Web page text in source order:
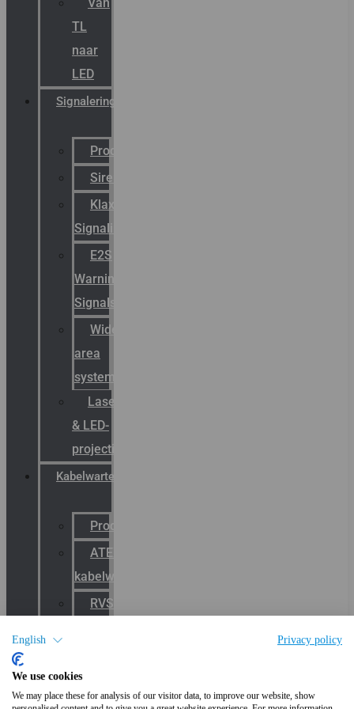
English Privacy policy
We use cookies
We may place these for analysis of our visitor data, to improve our website, show
TL
naar
LED
Signalering
Productcatalogus
Sirena
Klaxon
Signaling
E2S
Warning
Signals
Wide
area
systemen
Laserbelijning
& LED-
projectie
Kabelwartels
Productcatalogus
ATEX
kabelwartels
RVS
kabelwartels
E-